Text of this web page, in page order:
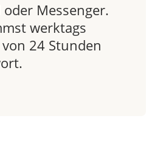
oder Messenger.
werktags
24 Stunden